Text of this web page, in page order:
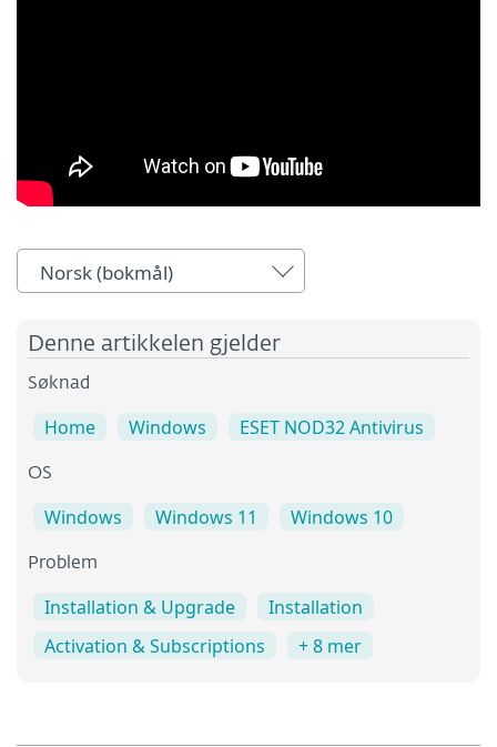
Norsk (bokmål)
Denne artikkelen gjelder
Søknad
Home Windows ESET NOD32 Antivirus
OS
Windows Windows 11 Windows 10
Problem
Installation & Upgrade
Installation
Activation & Subscriptions
+ 8 mer